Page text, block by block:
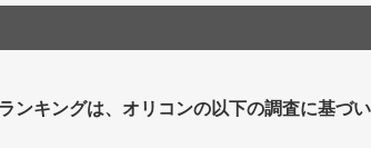
ンキングは、オリコンの以下の調査に基づ